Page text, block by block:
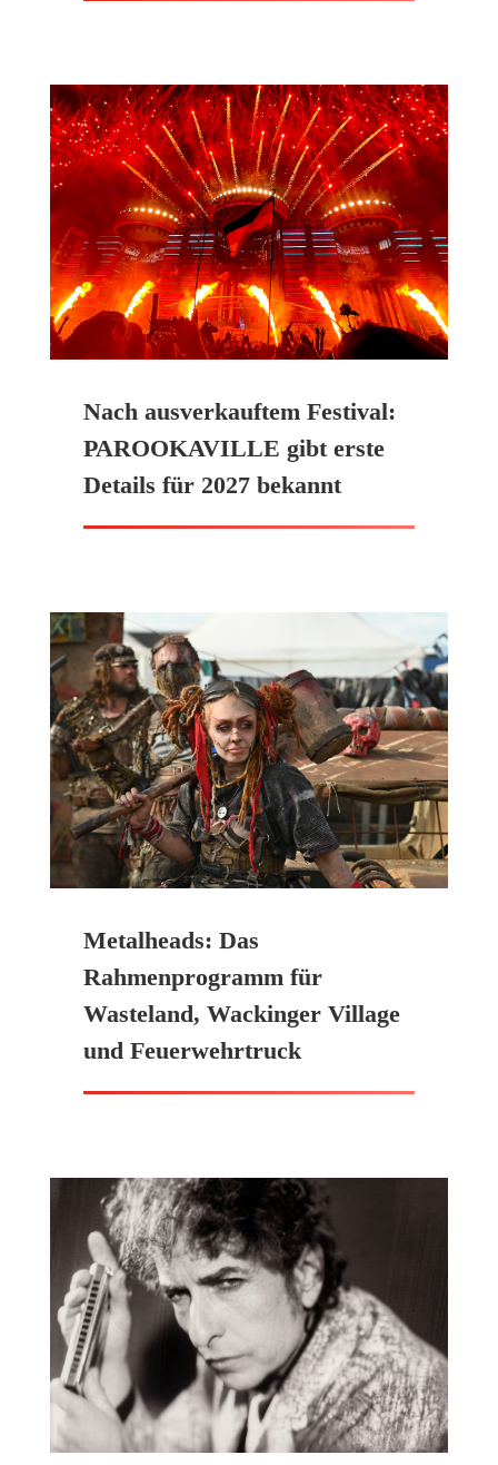
Nach ausverkauftem Festival:
PAROOKAVILLE gibt erste
Details für 2027 bekannt
Metalheads: Das
Rahmenprogramm für
Wasteland, Wackinger Village
und Feuerwehrtruck